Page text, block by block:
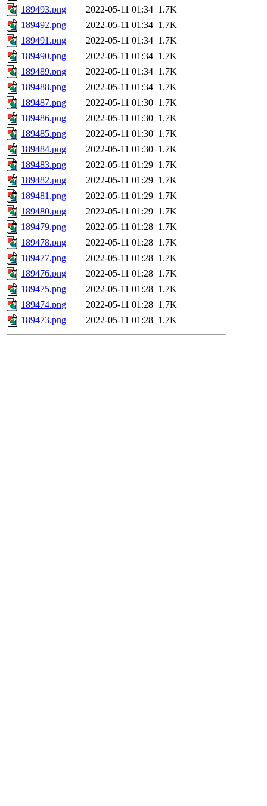
189493.png
2022-05-11 01:34 1.7K
189492.png
2022-05-11 01:34 1.7K
189491.png
2022-05-11 01:34 1.7K
189490.png
2022-05-11 01:34 1.7K
189489.png
2022-05-11 01:34 1.7K
189488.png
2022-05-11 01:34 1.7K
189487.png
2022-05-11 01:30 1.7K
189486.png
2022-05-11 01:30 1.7K
189485.png
2022-05-11 01:30 1.7K
189484.png
2022-05-11 01:30 1.7K
189483.png
2022-05-11 01:29 1.7K
189482.png
2022-05-11 01:29 1.7K
189481.png
2022-05-11 01:29 1.7K
189480.png
2022-05-11 01:29 1.7K
189479.png
2022-05-11 01:28 1.7K
189478.png
2022-05-11 01:28 1.7K
189477.png
2022-05-11 01:28 1.7K
189476.png
2022-05-11 01:28 1.7K
189475.png
2022-05-11 01:28 1.7K
189474.png
2022-05-11 01:28 1.7K
189473.png
2022-05-11 01:28 1.7K